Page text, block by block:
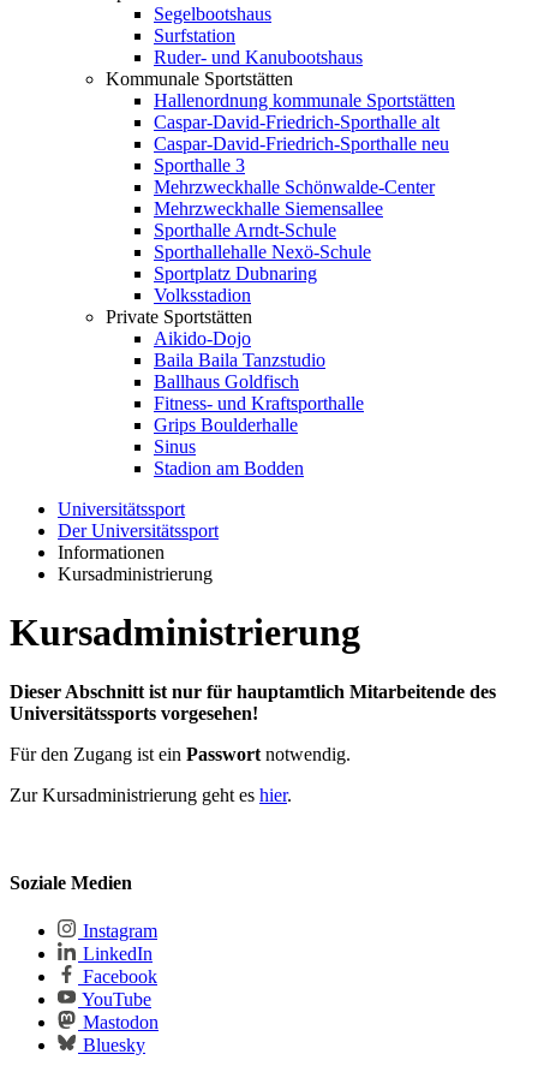
Segelbootshaus
Surfstation
Ruder- und Kanubootshaus
Kommunale Sportstätten
Hallenordnung kommunale Sportstätten
Caspar-David-Friedrich-Sporthalle alt
Caspar-David-Friedrich-Sporthalle neu
Sporthalle 3
Mehrzweckhalle Schönwalde-Center
Mehrzweckhalle Siemensallee
Sporthalle Arndt-Schule
Sporthallehalle Nexö-Schule
Sportplatz Dubnaring
Volksstadion
Private Sportstätten
Aikido-Dojo
Baila Baila Tanzstudio
Ballhaus Goldfisch
Fitness- und Kraftsporthalle
Grips Boulderhalle
Sinus
Stadion am Bodden
Universitätssport
Der Universitätssport
Informationen
Kursadministrierung
Kursadministrierung
Dieser Abschnitt ist nur für hauptamtlich Mitarbeitende des
Universitätssports vorgesehen!
Für den Zugang ist ein Passwort notwendig.
Zur Kursadministrierung geht es hier.
Soziale Medien
Instagram
LinkedIn
Facebook
YouTube
Mastodon
Bluesky